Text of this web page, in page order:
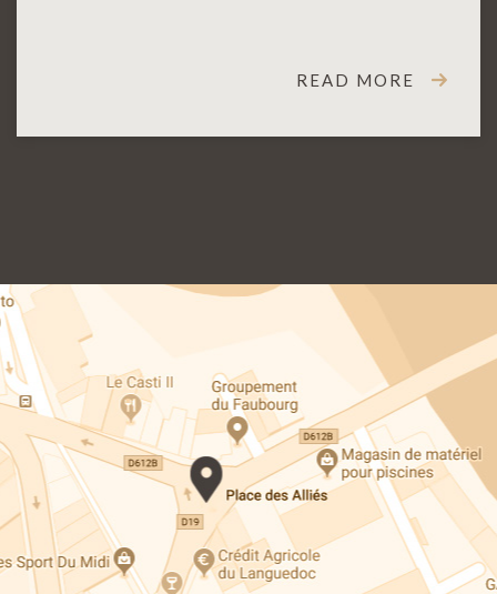
READ MORE